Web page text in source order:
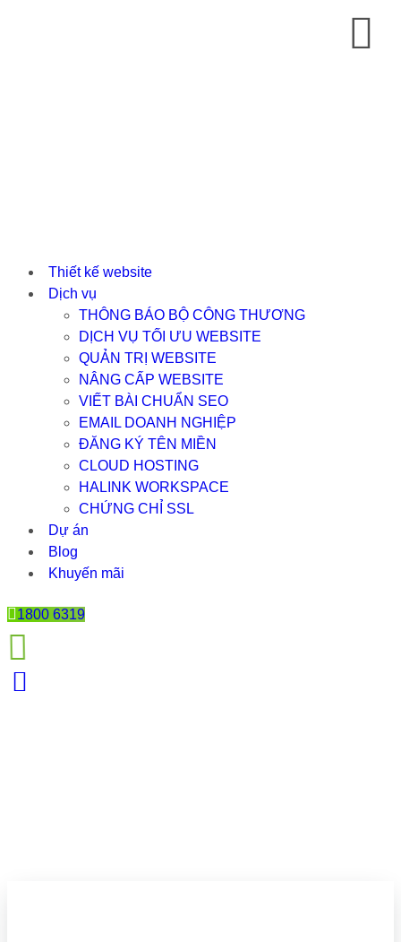
Thiết kế website
Dịch vụ
THÔNG BÁO BỘ CÔNG THƯƠNG
DỊCH VỤ TỐI ƯU WEBSITE
QUẢN TRỊ WEBSITE
NÂNG CẤP WEBSITE
VIẾT BÀI CHUẨN SEO
EMAIL DOANH NGHIỆP
ĐĂNG KÝ TÊN MIỀN
CLOUD HOSTING
HALINK WORKSPACE
CHỨNG CHỈ SSL
Dự án
Blog
Khuyến mãi
1800 6319